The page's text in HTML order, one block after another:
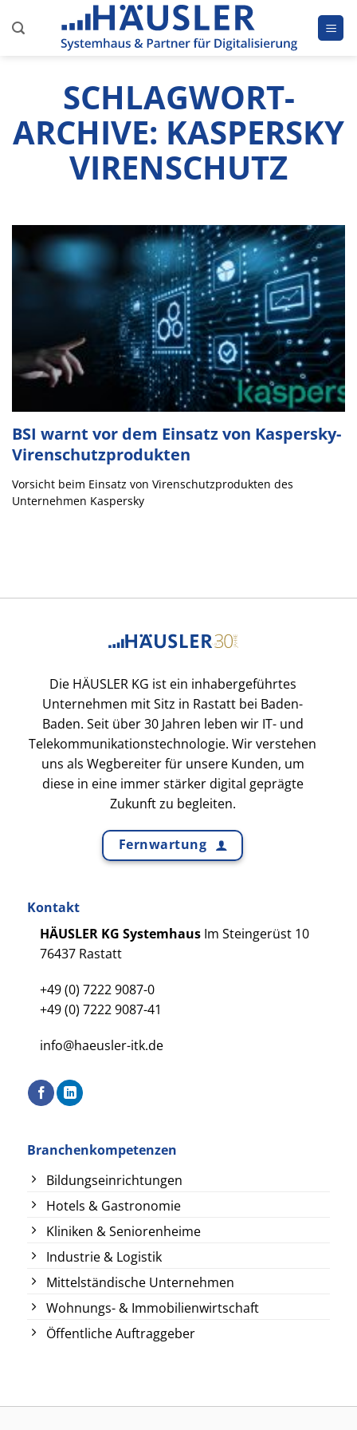
Inhalt
SCHLAGWORT-
ARCHIVE: KASPERSKY
VIRENSCHUTZ
BSI warnt vor dem Einsatz von Kaspersky-
Virenschutzprodukten
Vorsicht beim Einsatz von Virenschutzprodukten des
Unternehmen Kaspersky
Die HÄUSLER KG ist ein inhabergeführtes
Unternehmen mit Sitz in Rastatt bei Baden-
Baden. Seit über 30 Jahren leben wir IT- und
Telekommunikationstechnologie. Wir verstehen
uns als Wegbereiter für unsere Kunden, um
diese in eine immer stärker digital geprägte
Zukunft zu begleiten.
Fernwartung
Kontakt
HÄUSLER KG Systemhaus Im Steingerüst 10
76437 Rastatt
+49 (0) 7222 9087-0
+49 (0) 7222 9087-41
info@haeusler-itk.de
Branchenkompetenzen
Bildungseinrichtungen
Hotels & Gastronomie
Kliniken & Seniorenheime
Industrie & Logistik
Mittelständische Unternehmen
Wohnungs- & Immobilienwirtschaft
Öffentliche Auftraggeber